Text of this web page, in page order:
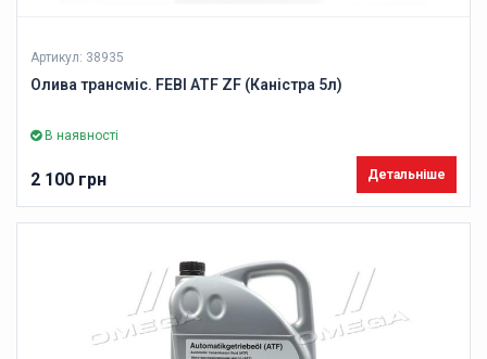
Артикул: 38935
Олива трансміс. FEBI ATF ZF (Каністра 5л)
В наявності
2 100 грн Детальніше